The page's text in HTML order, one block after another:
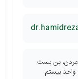
جردن، بن بست
واحد بیستم